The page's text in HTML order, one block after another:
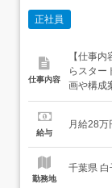
正社員
仕事内容
【仕事内容】
らスター
画や構成
由
画の編集
給与
月給28万
勤務地
千葉県 白